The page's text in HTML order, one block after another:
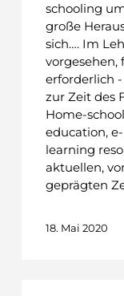
schooling
große
sich…. Im
vorgesehen,
erforderlich
zur Zeit des
Home-
education,
learning
aktuellen,
geprägten
18. Mai 2020